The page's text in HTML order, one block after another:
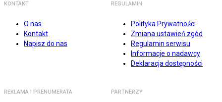
KONTAKT
O nas
Kontakt
Napisz do nas
REGULAMIN
Polityka Prywatności
Zmiana ustawień zgód
Regulamin serwisu
Informacje o nadawcy
Deklaracja dostępności
REKLAMA I PRENUMERATA PARTNERZY